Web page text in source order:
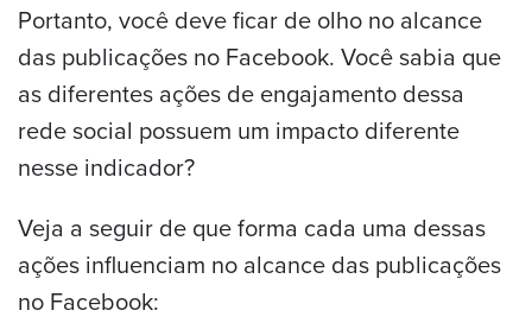
Portanto, você deve ficar de olho no alcance
das publicações no Facebook. Você sabia que
as diferentes ações de engajamento dessa
rede social possuem um impacto diferente
nesse indicador?
Veja a seguir de que forma cada uma dessas
ações influenciam no alcance das publicações
no Facebook: